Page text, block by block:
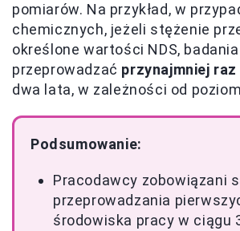
pomiarów. Na przykład, w
chemicznych, jeżeli stężenie
określone wartości NDS,
przeprowadzać przynajmniej raz
dwa lata, w zależności od
Podsumowanie:
Pracodawcy zobowiązani
przeprowadzania
środowiska pracy w ciągu